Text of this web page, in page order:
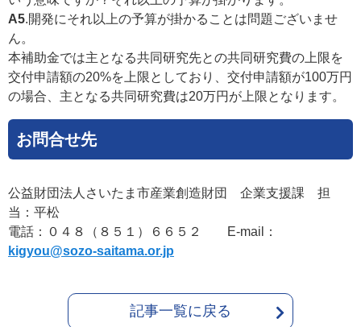
A5.開発にそれ以上の予算が掛かることは問題ございませ
ん。
本補助金では主となる共同研究先との共同研究費の上限を
交付申請額の20%を上限としており、交付申請額が100万円
の場合、主となる共同研究費は20万円が上限となります。
お問合せ先
公益財団法人さいたま市産業創造財団 企業支援課 担
当：平松
電話：０４８（８５１）６６５２ E-mail：
kigyou@sozo-saitama.or.jp
記事一覧に戻る